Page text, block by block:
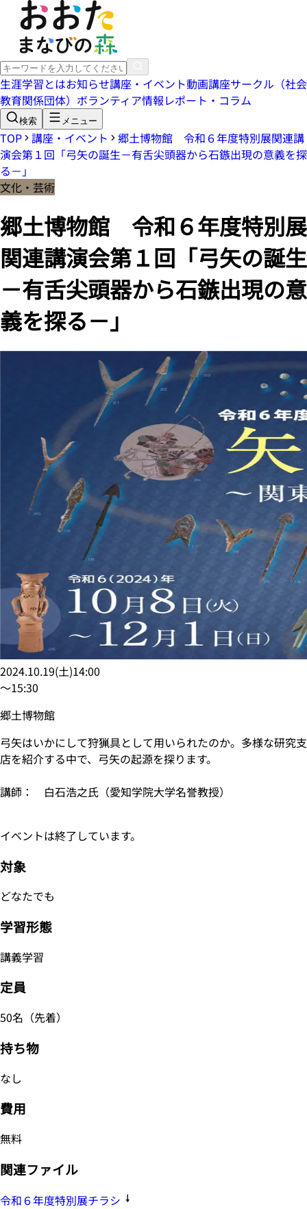
生涯学習とはお知らせ講座・イベント動画講座サークル（社会
教育関係団体） ボランティア情報レポート・コラム
検索 メニュー
TOP 講座・イベント
郷土博物館 令和６年度特別展関連講
演会第１回「弓矢の誕生－有舌尖頭器から石鏃出現の意義を探
る－」
文化・芸術
郷土博物館 令和６年度特別展
関連講演会第１回「弓矢の誕生
－有舌尖頭器から石鏃出現の意
義を探る－」
2024.10.19(土)14:00
〜15:30
郷土博物館
弓矢はいかにして狩猟具として用いられたのか。多様な研究支
店を紹介する中で、弓矢の起源を探ります。
講師： 白石浩之氏（愛知学院大学名誉教授）
イベントは終了しています。
対象
どなたでも
学習形態
講義学習
定員
50名（先着）
持ち物
なし
費用
無料
関連ファイル
令和６年度特別展チラシ